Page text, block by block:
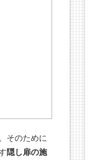
そのために
隠し扉の施